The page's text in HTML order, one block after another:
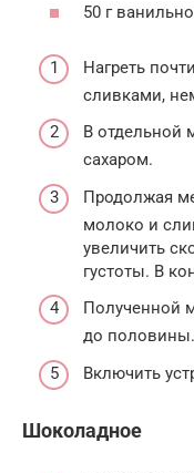
50 г
Нагреть
сливками,
В отдельной
сахаром.
Продолжая
молоко и
увеличить
густоты. В
Полученной
до половины.
Включить
Шоколадное